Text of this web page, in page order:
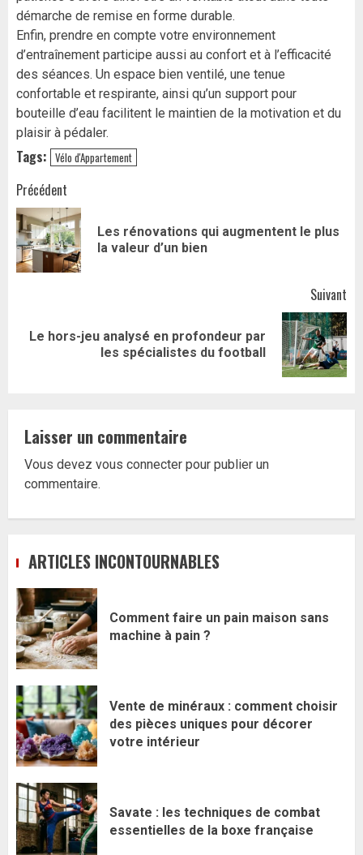
démarche de remise en forme durable.
Enfin, prendre en compte votre environnement
d’entraînement participe aussi au confort et à l’efficacité
des séances. Un espace bien ventilé, une tenue
confortable et respirante, ainsi qu’un support pour
bouteille d’eau facilitent le maintien de la motivation et du
plaisir à pédaler.
Tags: Vélo d'Appartement
Navigation
d’article
Précédent
Les rénovations qui augmentent le plus
la valeur d’un bien
Suivant
Article
Le hors-jeu analysé en profondeur par
les spécialistes du football
Laisser un commentaire
Vous devez vous connecter pour publier un
commentaire.
ARTICLES INCONTOURNABLES
Comment faire un pain maison sans
machine à pain ?
Vente de minéraux : comment choisir
des pièces uniques pour décorer
votre intérieur
Savate : les techniques de combat
essentielles de la boxe française